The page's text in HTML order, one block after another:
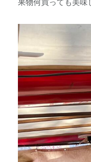
果物何買っても美味